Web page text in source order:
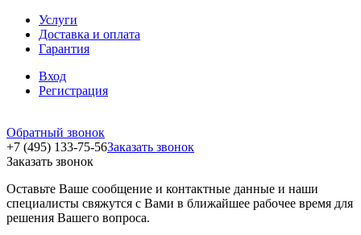
Услуги
Доставка и оплата
Гарантия
Вход
Регистрация
Обратный звонок
+7 (495) 133-75-56Заказать звонок
Заказать звонок
Оставьте Ваше сообщение и контактные данные и наши
специалисты свяжутся с Вами в ближайшее рабочее время для
решения Вашего вопроса.